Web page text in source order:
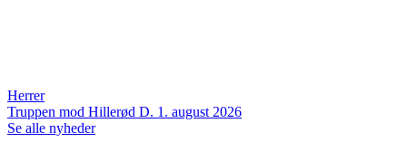
Herrer
Truppen mod Hillerød D. 1. august 2026
Se alle nyheder